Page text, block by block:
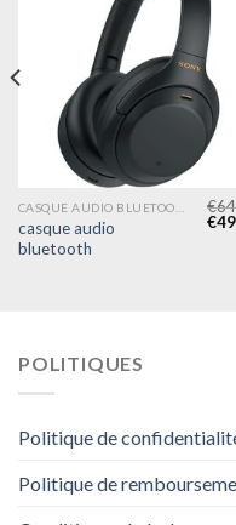
casque audio
bluetooth
€
€
POLITIQUES
Politique de
Politique de